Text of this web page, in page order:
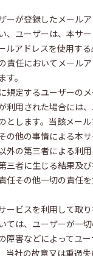
ーが登録したメール
、ユーザーは、本サ
ルアドレスを使用す
責任においてメール
。
規定するユーザーの
利用された場合には
とします。当該メー
の他の事情による本
外の第三者による利
三者に生じる結果及
任その他一切の責任
ービスを利用して取
ては、ユーザーが一
障害などによってユ
当社の故意又は重過